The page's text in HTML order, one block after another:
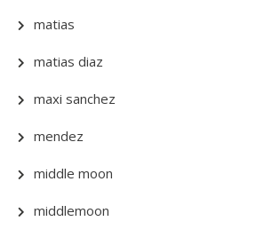
matias
matias diaz
maxi sanchez
mendez
middle moon
middlemoon